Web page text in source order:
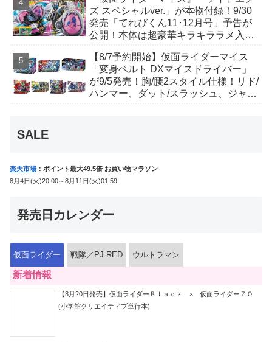
ズ スペシャルver.」が本物付録！9/30
発売「てれびくん11･12月号」予告が
公開！本体は超豪華キラキララメ入
音声が！
【8/7予約開始】仮面ライダーマイス
「変身ベルト DXマイスドライバー」
が9/5発売！胸/腰2スタイル仕様！リド/
ハンマー、ダット/スラッシュ、ジャ
SALE
楽天市場 ：ポイント最大49.5倍 お買い物マラソン
8月4日(火)20:00～8月11日(火)01:59
発売日カレンダー
仮面ライダー 戦隊／PJ.RED ウルトラマン
新着情報
【8月20日発売】仮面ライダーＢｌａｃｋ × 仮面ライダーＺＯ
(小学館クリエイティブ単行本)